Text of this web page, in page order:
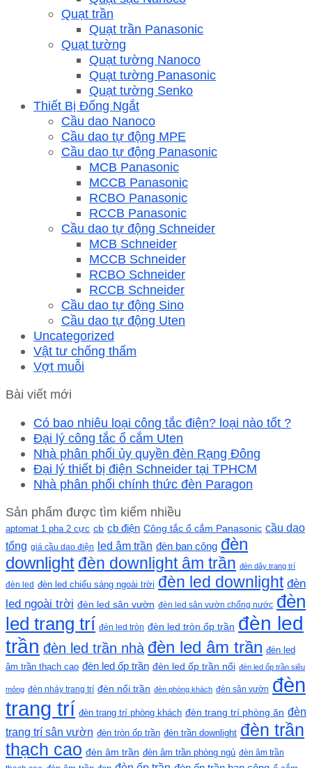
Quạt trần
Quạt trần Panasonic
Quạt tường
Quạt tường Nanoco
Quạt tường Panasonic
Quạt tường Senko
Thiết Bị Đống Ngắt
Cầu dao Nanoco
Cầu dao tự động MPE
Cầu dao tự động Panasonic
MCB Panasonic
MCCB Panasonic
RCBO Panasonic
RCCB Panasonic
Cầu dao tự động Schneider
MCB Schneider
MCCB Schneider
RCBO Schneider
RCCB Schneider
Cầu dao tự động Sino
Cầu dao tự động Uten
Uncategorized
Vật tư chống thấm
Vợt muỗi
Bài viết mới
Có bao nhiêu loại công tắc điện? loại nào tốt ?
Đại lý công tắc ổ cắm Uten
Nhà phân phối ủy quyền đèn Rạng Đông
Đại lý thiết bị điện Schneider tại TPHCM
Nhà phân phối chính thức đèn Paragon
Sản phẩm được tìm kiếm nhiều
aptomat 1 pha 2 cực cb cb điện Công tắc ổ cắm Panasonic cầu dao
tổng giá cầu dao điện led âm trần đèn ban công đèn
downlight đèn downlight âm trần đèn dây trang trí
đèn led đèn led chiếu sáng ngoài trời đèn led downlight đèn
led ngoài trời đèn led sân vườn đèn led sân vườn chống nước đèn
led trang trí đèn led tròn đèn led tròn ốp trần đèn led
trần đèn led trần nhà đèn led âm trần đèn led
âm trần thạch cao đèn led ốp trần đèn led ốp trần nổi đèn led ốp trần siêu
mỏng đèn nháy trang trí đèn nổi trần đèn phòng khách đèn sân vườn đèn
trang trí đèn trang trí phòng khách đèn trang trí phòng ăn đèn
trang trí sân vườn đèn tròn ốp trần đèn trần downlight đèn trần
thạch cao đèn âm trần đèn âm trần phòng ngủ đèn âm trần